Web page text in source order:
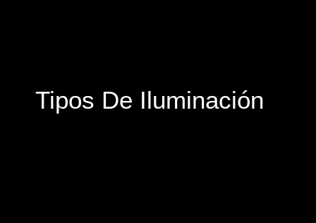
Tipos De Iluminación